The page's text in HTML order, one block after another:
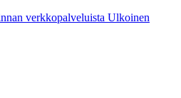
verkkopalveluista Ulkoinen